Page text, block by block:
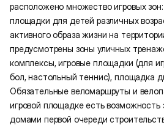
расположено множество игровых
площадки для детей различных
активного образа жизни на
предусмотрены зоны уличных
комплексы, игровые площадки (для
бол, настольный теннис), площадка
Обязательные веломаршруты и
игровой площадке есть возможность
домами первой очереди